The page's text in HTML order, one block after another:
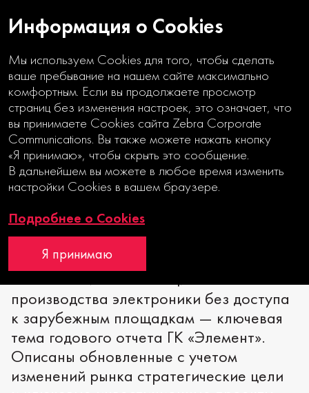
НЕЗАВИСИМЫЕ
ТЕХНОЛОГИИ
Годовой отчет
производства электроники без доступа
к зарубежным площадкам — ключевая
тема годового отчета ГК «Элемент».
Описаны обновленные с учетом
изменений рынка стратегические цели
Информация о Cookies
Мы используем Cookies для того, чтобы сделать
ваше пребывание на нашем сайте максимально
комфортным. Если вы продолжаете просмотр
страниц без изменения настроек, это означает, что
вы принимаете Cookies сайта Zebra Corporate
Communications. Вы также можете нажать кнопку
«Я принимаю», чтобы скрыть это сообщение.
В дальнейшем вы можете в любое время изменить
настройки Cookies в вашем браузере.
Подробнее о Cookies
Я принимаю